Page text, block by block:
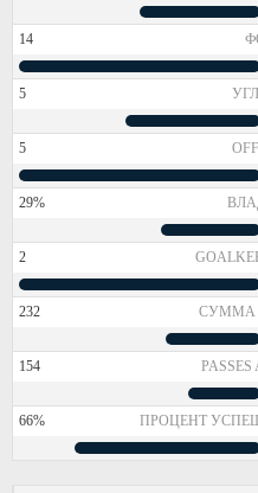
14
5
5
29%
2
232 СУММА
154 PASSES
66% ПРОЦЕНТ